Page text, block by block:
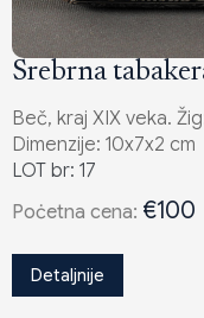
Srebrna
Beč, kraj XIX veka.
Dimenzije: 10x7x2 cm
LOT br: 17
Poċetna cena: €100
Detaljnije